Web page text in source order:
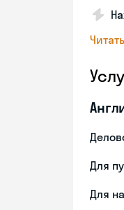
Для
Для